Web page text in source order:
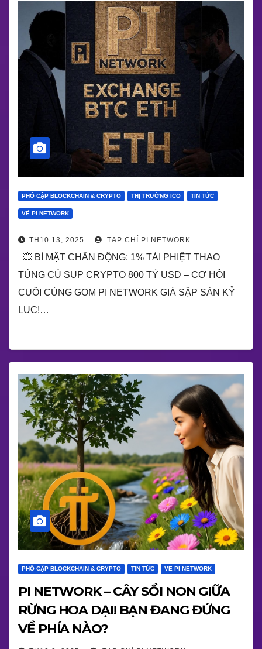
PHỔ CẬP BLOCKCHAIN & CRYPTO THỊ TRƯỜNG ICO TIN TỨC
VỀ PI NETWORK
TH10 13, 2025 TẠP CHÍ PI NETWORK
💥 BÍ MẬT CHẤN ĐỘNG: 1% TÀI PHIỆT THAO
TÚNG CÚ SỤP CRYPTO 800 TỶ USD – CƠ HỘI
CUỐI CÙNG GOM PI NETWORK GIÁ SẬP SÀN KỶ
LỤC!…
PHỔ CẬP BLOCKCHAIN & CRYPTO TIN TỨC VỀ PI NETWORK
PI NETWORK – CÂY SỒI NON GIỮA
RỪNG HOA DẠI! BẠN ĐANG ĐỨNG
VỀ PHÍA NÀO?